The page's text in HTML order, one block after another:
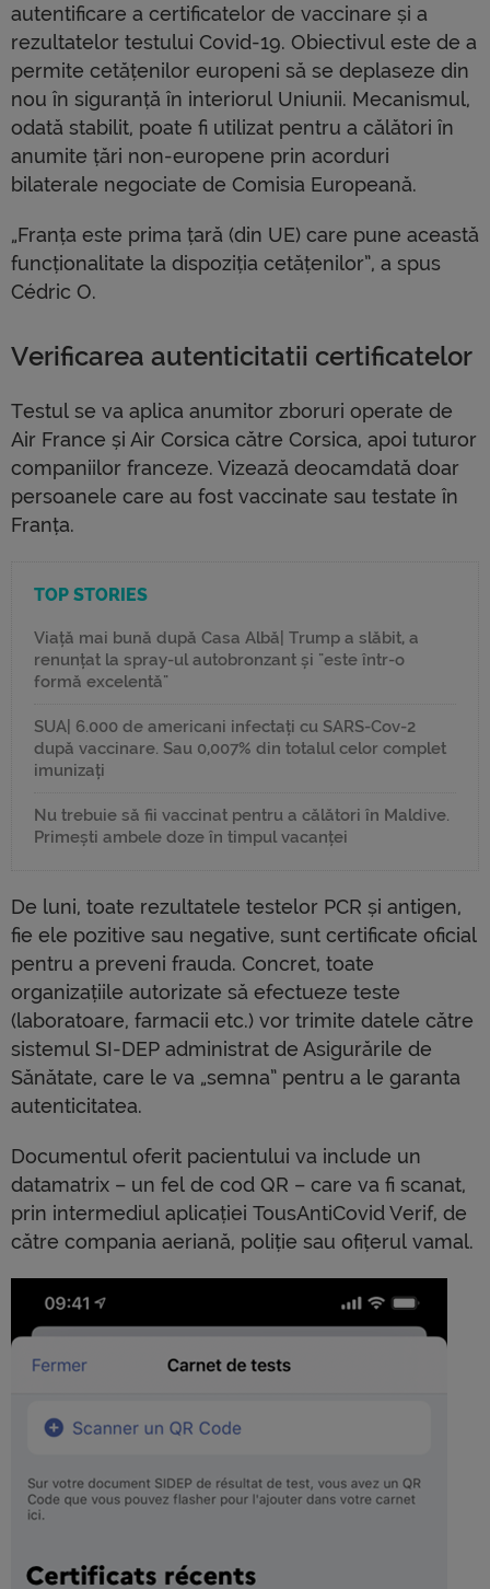
autentificare a certificatelor de vaccinare și a
rezultatelor testului Covid-19. Obiectivul este de a
permite cetățenilor europeni să se deplaseze din
nou în siguranță în interiorul Uniunii. Mecanismul,
odată stabilit, poate fi utilizat pentru a călători în
anumite țări non-europene prin acorduri
bilaterale negociate de Comisia Europeană.
„Franța este prima țară (din UE) care pune această
funcționalitate la dispoziția cetățenilor”, a spus
Cédric O.
Verificarea autenticitatii certificatelor
Testul se va aplica anumitor zboruri operate de
Air France și Air Corsica către Corsica, apoi tuturor
companiilor franceze. Vizează deocamdată doar
persoanele care au fost vaccinate sau testate în
Franța.
TOP STORIES
Viață mai bună după Casa Albă| Trump a slăbit, a
renunțat la spray-ul autobronzant și "este într-o
formă excelentă"
SUA| 6.000 de americani infectați cu SARS-Cov-2
după vaccinare. Sau 0,007% din totalul celor complet
imunizați
Nu trebuie să fii vaccinat pentru a călători în Maldive.
Primești ambele doze în timpul vacanței
De luni, toate rezultatele testelor PCR și antigen,
fie ele pozitive sau negative, sunt certificate oficial
pentru a preveni frauda. Concret, toate
organizațiile autorizate să efectueze teste
(laboratoare, farmacii etc.) vor trimite datele către
sistemul SI-DEP administrat de Asigurările de
Sănătate, care le va „semna” pentru a le garanta
autenticitatea.
Documentul oferit pacientului va include un
datamatrix – un fel de cod QR – care va fi scanat,
prin intermediul aplicației TousAntiCovid Verif, de
către compania aeriană, poliție sau ofițerul vamal.